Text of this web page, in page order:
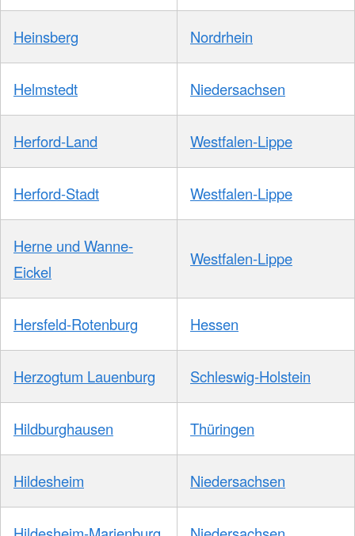
Heinsberg Nordrhein
Helmstedt Niedersachsen
Herford-Land Westfalen-Lippe
Herford-Stadt Westfalen-Lippe
Herne und Wanne-
Eickel
Westfalen-Lippe
Hersfeld-Rotenburg Hessen
Herzogtum Lauenburg Schleswig-Holstein
Hildburghausen Thüringen
Hildesheim Niedersachsen